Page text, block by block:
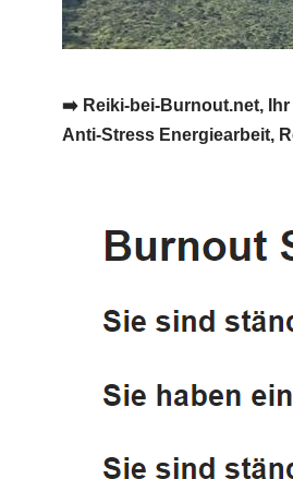
➡️ Reiki-bei-Burnout.net,
Anti-Stress Energiearbeit,